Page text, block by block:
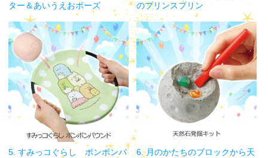
ター＆あいうえおポーズ
のプリンスプリン
5. すみっコぐらし ポンポンパ
6. 月のかたちのブロックから天